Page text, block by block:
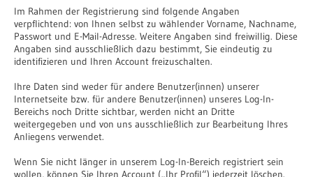
Im Rahmen der Registrierung sind folgende Angaben
verpflichtend: von Ihnen selbst zu wählender Vorname, Nachname,
Passwort und E-Mail-Adresse. Weitere Angaben sind freiwillig. Diese
Angaben sind ausschließlich dazu bestimmt, Sie eindeutig zu
identifizieren und Ihren Account freizuschalten.
Ihre Daten sind weder für andere Benutzer(innen) unserer
Internetseite bzw. für andere Benutzer(innen) unseres Log-In-
Bereichs noch Dritte sichtbar, werden nicht an Dritte
weitergegeben und von uns ausschließlich zur Bearbeitung Ihres
Anliegens verwendet.
Wenn Sie nicht länger in unserem Log-In-Bereich registriert sein
wollen, können Sie Ihren Account („Ihr Profil“) jederzeit löschen.